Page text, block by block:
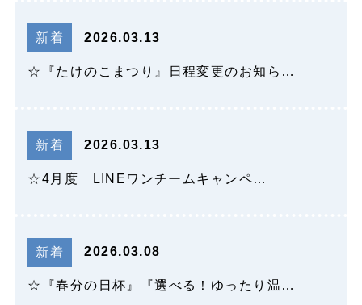
新着 2026.03.13
☆『たけのこまつり』日程変更のお知ら…
新着 2026.03.13
☆4月度 LINEワンチームキャンペ…
新着 2026.03.08
☆『春分の日杯』『選べる！ゆったり温…